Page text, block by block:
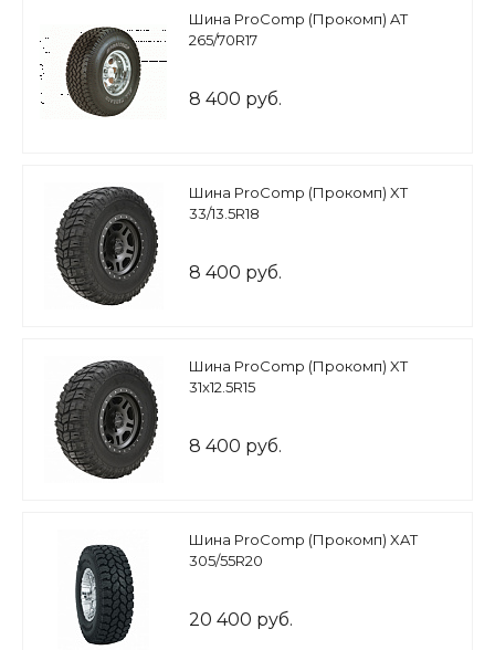
Шина ProComp (Прокомп) AT
265/70R17
8 400 руб.
Шина ProComp (Прокомп) XT
33/13.5R18
8 400 руб.
Шина ProComp (Прокомп) XT
31x12.5R15
8 400 руб.
Шина ProComp (Прокомп) XAT
305/55R20
20 400 руб.